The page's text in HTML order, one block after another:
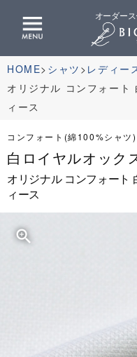
オーダー
HOME シャツ
レディー
オリジナル コンフォート
ィース
コンフォート(綿100%シャツ)
白ロイヤルオック
オリジナル コンフォート
ィース
zoom_in